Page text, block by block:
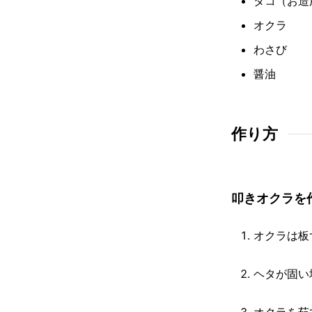
オクラ
わさび
醤油
作り方
叩きオクラを
オクラは
ヘタが固